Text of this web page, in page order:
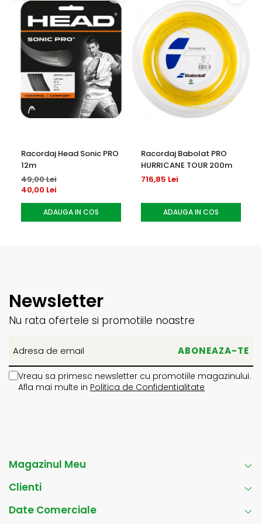
Racordaj Head Sonic PRO
12m
49,00 Lei
40,00 Lei
ADAUGA IN COS
Racordaj Babolat PRO
HURRICANE TOUR 200m
716,85 Lei
ADAUGA IN COS
Newsletter
Nu rata ofertele si promotiile noastre
Vreau sa primesc newsletter cu promotiile magazinului.
Afla mai multe in Politica de Confidentialitate
Magazinul Meu
Clienti
Date Comerciale